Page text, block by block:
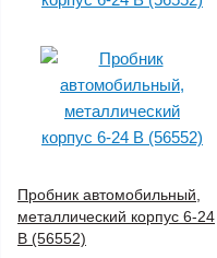
Пробник автомобильный,
металлический корпус 6-24
В (56552)